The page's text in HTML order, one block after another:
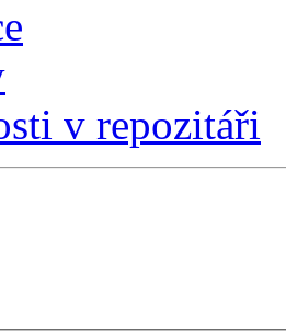
v repozitáři